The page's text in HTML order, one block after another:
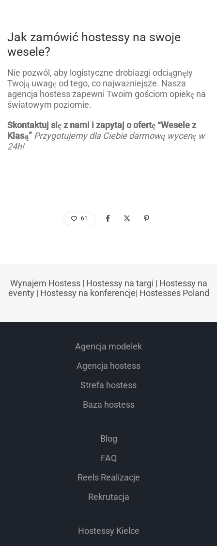
Jak zamówić hostessy na swoje
wesele?
Nie pozwól, aby logistyczne drobiazgi odciągnęły
Twoją uwagę od tego, co najważniejsze. Nasza
agencja hostess zapewni Twoim gościom opiekę na
światowym poziomie.
Skontaktuj się z nami i zapytaj o ofertę “Wesele z
Klasą” Przygotujemy dla Ciebie darmową wycenę w
24h!
61
Wynajem Hostess| Hostessy na targi | Hostessy na
eventy | Hostessy na konferencje| Hostesses Poland
Agencja modelek
Agencja hostess
Strefa hostess
Baza hostess
Blog
FAQ
Reels Realizacje
Rekrutacja
Hostessy Kielce